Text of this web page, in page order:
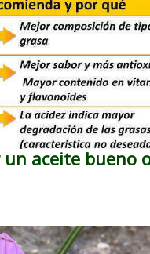
aceite bueno